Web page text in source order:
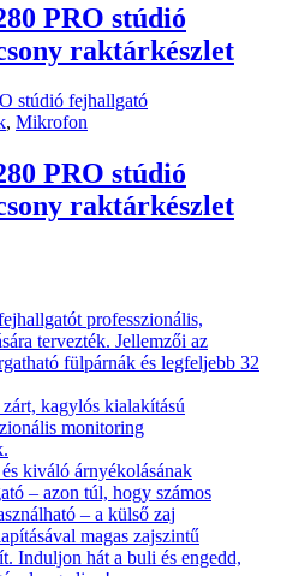
PRO stúdió
raktárkészlet
, Mikrofon
PRO stúdió
raktárkészlet
professzionális,
tervezték. Jellemzői az
fülpárnák és legfeljebb 32
kagylós kialakítású
monitoring
kiváló árnyékolásának
– azon túl, hogy számos
– a külső zaj
magas zajszintű
Induljon hát a buli és engedd,